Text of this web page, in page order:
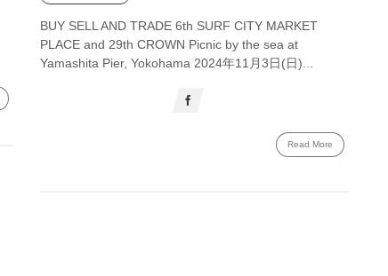
BUY SELL AND TRADE 6th SURF CITY MARKET
PLACE and 29th CROWN Picnic by the sea at
Yamashita Pier, Yokohama 2024年11月3日(日)...
Read More